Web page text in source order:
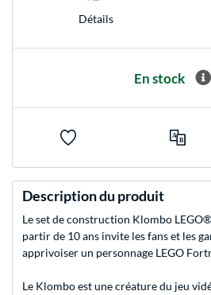
Détails
En stock
Description du produit
Le set de construction Klombo
partir de 10 ans invite les fans et les
apprivoiser un personnage LEGO
Le Klombo est une créature du jeu